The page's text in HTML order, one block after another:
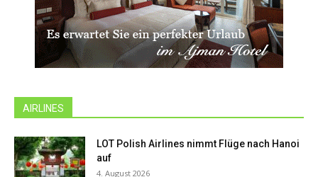
AIRLINES
LOT Polish Airlines nimmt Flüge nach Hanoi
auf
4. August 2026